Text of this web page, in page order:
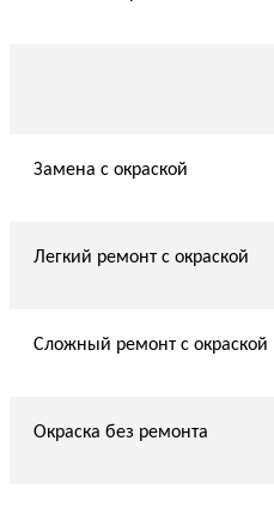
Замена с окраской
Легкий ремонт с окраской
Сложный ремонт с окраской
Окраска без ремонта